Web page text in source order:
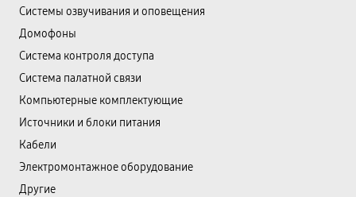
Системы озвучивания и оповещения
Домофоны
Система контроля доступа
Система палатной связи
Компьютерные комплектующие
Источники и блоки питания
Кабели
Электромонтажное оборудование
Другие